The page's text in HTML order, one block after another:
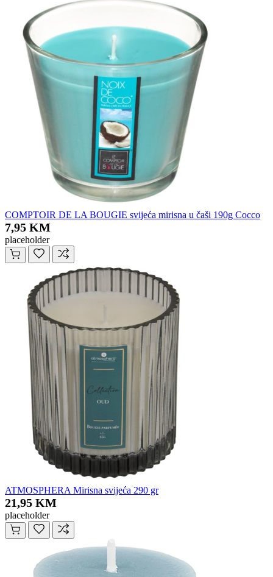
COMPTOIR DE LA BOUGIE svijeća mirisna u čaši 190g Cocco
7,95 KM
placeholder
ATMOSPHERA Mirisna svijeća 290 gr
21,95 KM
placeholder